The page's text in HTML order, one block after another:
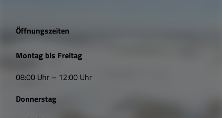
e
L
n
k
Öffnungszeiten
Montag bis Freitag
08:00 Uhr – 12:00 Uhr
Donnerstag